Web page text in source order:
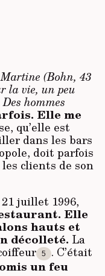
Martine (Bohn, 43
la vie, un peu
hommes
Elle me
qu’elle est
dans les bars
doit parfois
clients de son
21 juillet 1996,
Elle
hauts et
décolleté. La
5
. C’était
un feu